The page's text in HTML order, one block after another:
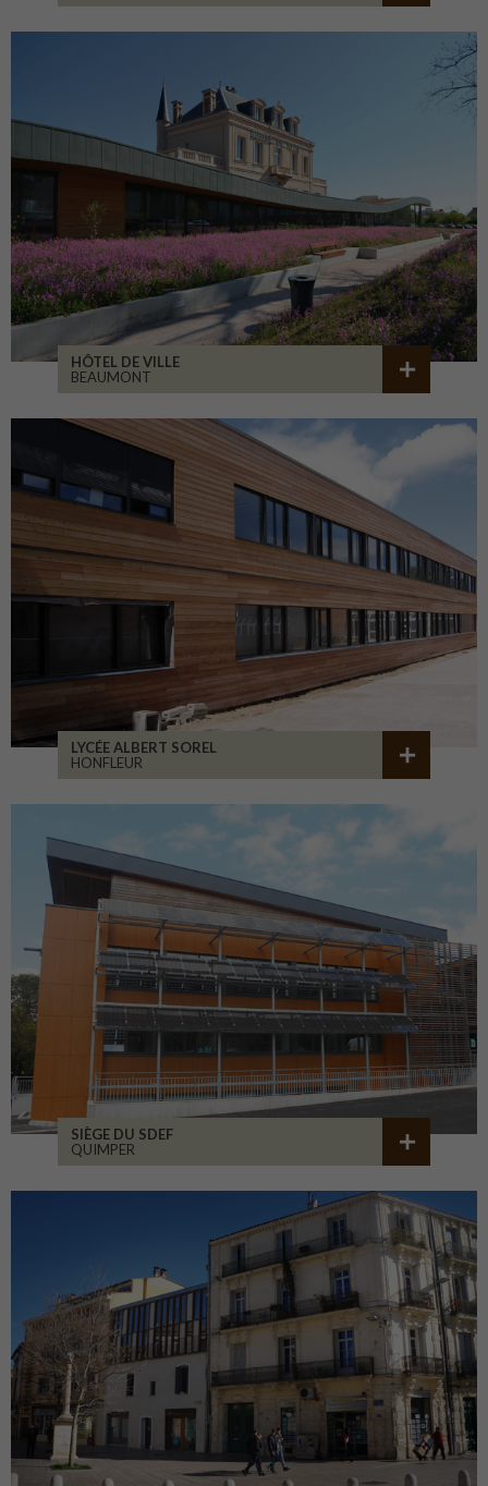
HÔTEL DE VILLE
BEAUMONT
LYCÉE ALBERT SOREL
HONFLEUR
SIÈGE DU SDEF
QUIMPER